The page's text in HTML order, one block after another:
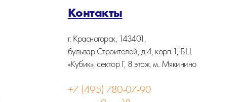
Контакты
г. Красногорск, 143401,
бульвар Строителей, д.4, корп.1, БЦ
«Кубик», сектор Г, 8 этаж, м. Мякинино
+7 (495) 780-07-90